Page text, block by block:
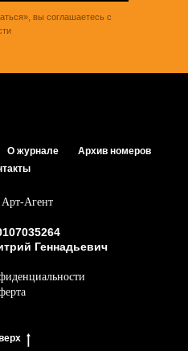
вы соглашаетесь с
О журнале
Архив номеров
Агент
Геннадьевич